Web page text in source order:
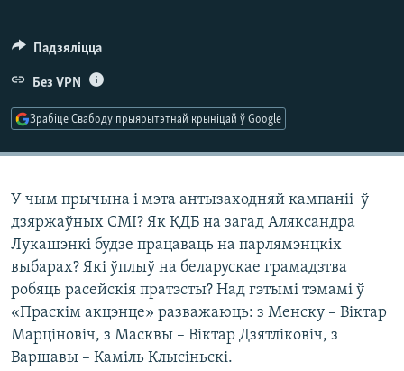
КАЛЯНДАР
НА ХВАЛЯХ СВАБОДЫ
Падзяліцца
Без VPN
Зрабіце Свабоду прыярытэтнай крыніцай ў Google
У чым прычына і мэта антызаходняй кампаніі ў
дзяржаўных СМІ? Як КДБ на загад Аляксандра
Лукашэнкі будзе працаваць на парлямэнцкіх
выбарах? Які ўплыў на беларускае грамадзтва
робяць расейскія пратэсты? Над гэтымі тэмамі ў
«Праскім акцэнце» разважаюць: з Менску – Віктар
Марціновіч, з Масквы – Віктар Дзятліковіч, з
Варшавы – Каміль Клысіньскі.